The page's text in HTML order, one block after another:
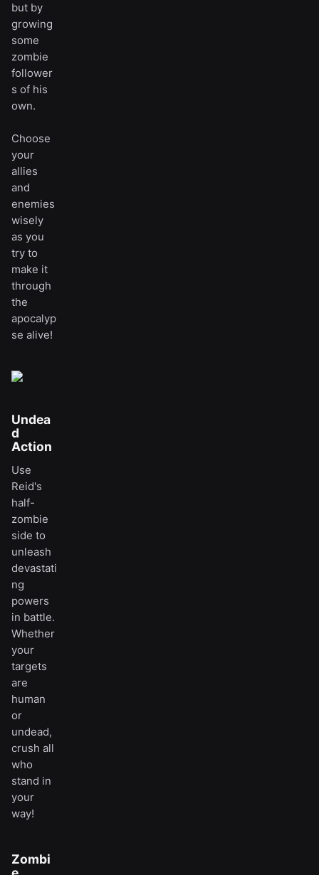
but by
growing
some
zombie
follower
s of his
own.
Choose
your
allies
and
enemies
wisely
as you
try to
make it
through
the
apocalyp
se alive!
Undea
d
Action
Use
Reid's
half-
zombie
side to
unleash
devastati
ng
powers
in battle.
Whether
your
targets
are
human
or
undead,
crush all
who
stand in
your
way!
Zombi